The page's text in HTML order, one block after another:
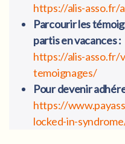
https://alis-asso.fr/
Parcourir les
partis en vacances :
https://alis-asso.fr/
temoignages/
Pour devenir
https://
locked-in-